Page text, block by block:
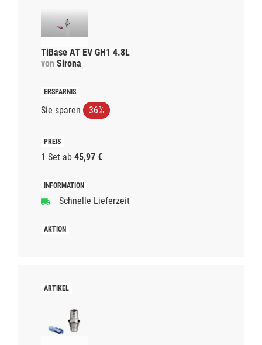
TiBase AT EV GH1 4.8L
von Sirona
Sie sparen 36%
1 Set ab 45,97 €
Schnelle Lieferzeit